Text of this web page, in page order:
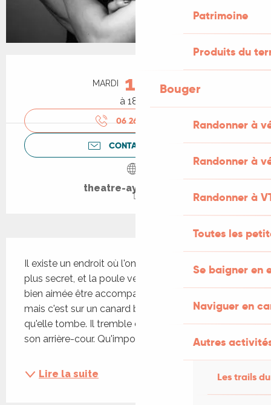
Patrimoine
Produits du
Bouger
Randonner à
Randonner à
Randonner à
Toutes les
Se baigner en
Naviguer en
Autres
Les trails
Ouverture et coordonnées
MARDI 11 AOÛT
à 18:30
06 26 94 71
CONTACTEZ-NOUS
theatre-aymare.com
Il existe un endroit où l'on peut réaliser son vœu le
plus secret, et la poule veut s'y rendre! Elle aurait
bien aimée être accompagnée d'un chien guide,
mais c'est sur un canard boiteux et très peureux
qu'elle tombe. Il tremble déjà à l'idée de quitter
son arrière-cour. Qu'importe, il fera bien...
Lire la suite